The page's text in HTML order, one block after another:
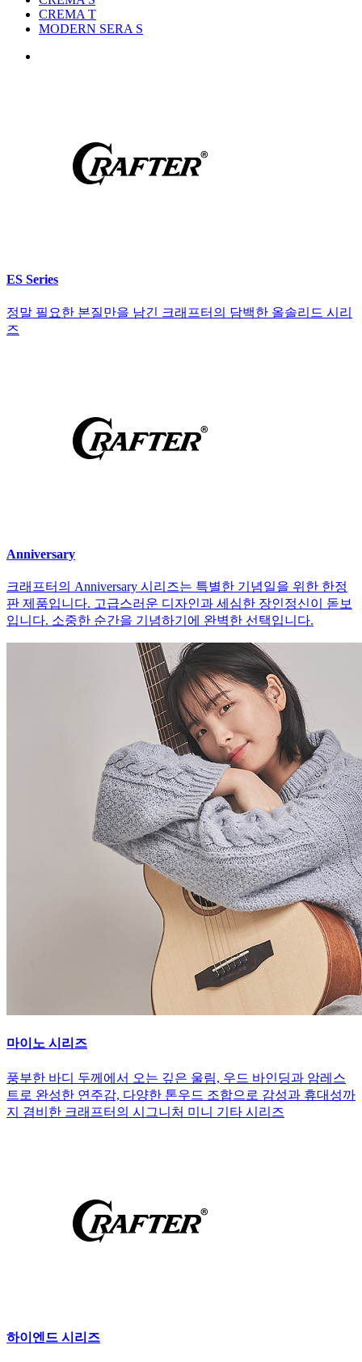
CREMA T
MODERN SERA S
ES Series
정말 필요한 본질만을 남긴 크래프터의 담백한 올솔리드 시리
즈
Anniversary
크래프터의 Anniversary 시리즈는 특별한 기념일을 위한 한정
판 제품입니다. 고급스러운 디자인과 세심한 장인정신이 돋보
입니다. 소중한 순간을 기념하기에 완벽한 선택입니다.
마이노 시리즈
풍부한 바디 두께에서 오는 깊은 울림, 우드 바인딩과 암레스
트로 완성한 연주감, 다양한 톤우드 조합으로 감성과 휴대성까
지 겸비한 크래프터의 시그니처 미니 기타 시리즈
하이엔드 시리즈